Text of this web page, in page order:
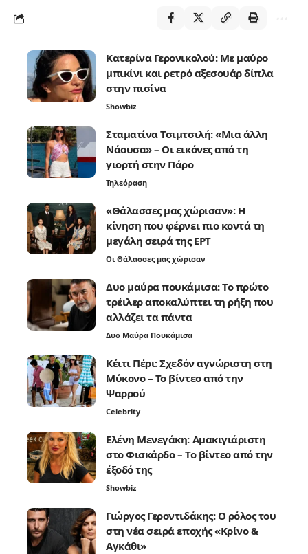
Κατερίνα Γερονικολού: Με μαύρο
μπικίνι και ρετρό αξεσουάρ δίπλα
στην πισίνα
Showbiz
Σταματίνα Τσιμτσιλή: «Μια άλλη
Νάουσα» – Οι εικόνες από τη
γιορτή στην Πάρο
Τηλεόραση
«Θάλασσες μας χώρισαν»: Η
κίνηση που φέρνει πιο κοντά τη
μεγάλη σειρά της ΕΡΤ
Οι Θάλασσες μας χώρισαν
Δυο μαύρα πουκάμισα: Το πρώτο
τρέιλερ αποκαλύπτει τη ρήξη που
αλλάζει τα πάντα
Δυο Μαύρα Πουκάμισα
Κέιτι Πέρι: Σχεδόν αγνώριστη στη
Μύκονο – Το βίντεο από την
Ψαρρού
Celebrity
Ελένη Μενεγάκη: Αμακιγιάριστη
στο Φισκάρδο – Το βίντεο από την
έξοδό της
Showbiz
Γιώργος Γεροντιδάκης: Ο ρόλος του
στη νέα σειρά εποχής «Κρίνο &
Αγκάθι»